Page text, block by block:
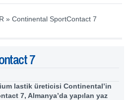
» Continental SportContact 7
7
lastik üreticisi Continental’in
7, Almanya’da yapılan yaz